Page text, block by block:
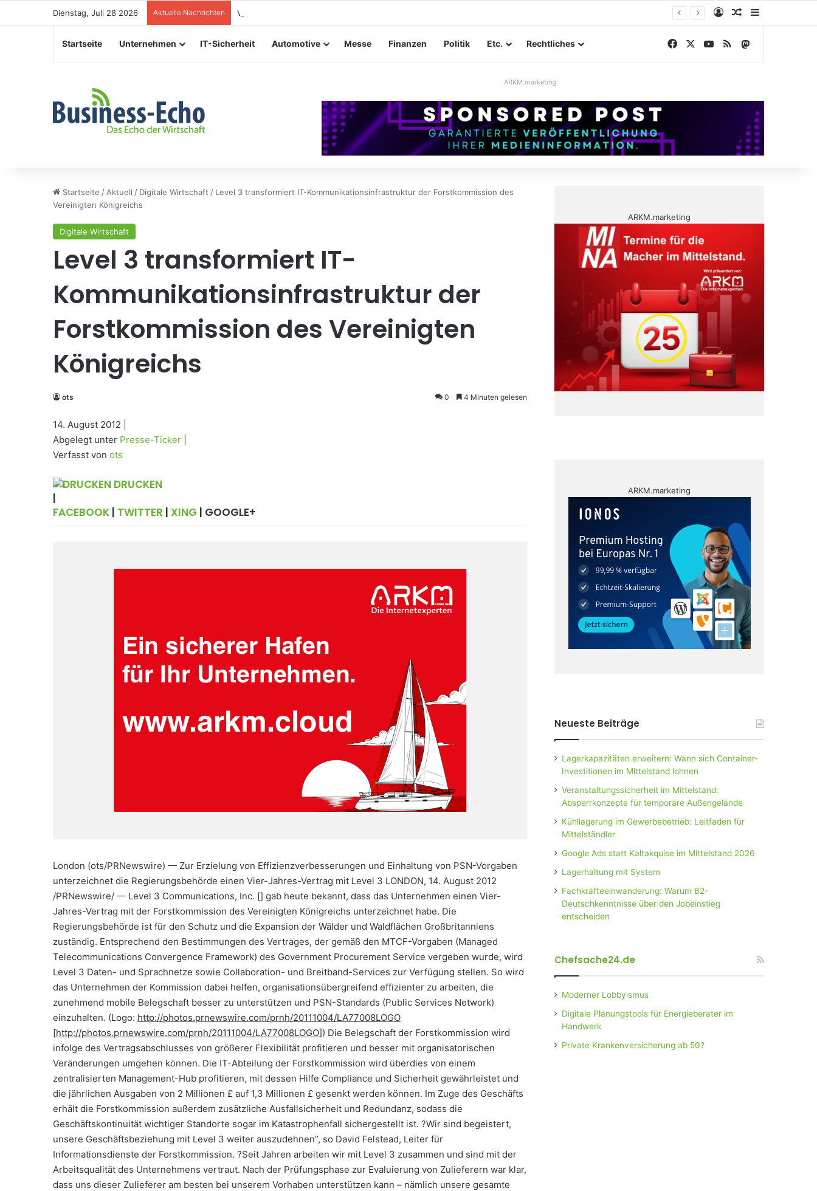
Dienstag, Juli 28 2026 Aktuelle Nachrichten Veranstaltungssicherheit im Mittelstand: Absperrkonzepte für temporäre Außengelände AnmeldenZufälliger
Startseite Unternehmen IT-Sicherheit Automotive Messe Finanzen Politik Etc. Rechtliches Facebook YouTube
RSS
ARKM.marketing
Startseite / Aktuell / Digitale Wirtschaft / Level 3 transformiert IT-Kommunikationsinfrastruktur der Forstkommission des
Vereinigten Königreichs
Digitale Wirtschaft
Level 3 transformiert IT-
Kommunikationsinfrastruktur der
Forstkommission des Vereinigten
Königreichs
ots 0 4 Minuten gelesen
14. August 2012 |
Abgelegt unter Presse-Ticker
Verfasst von ots
DRUCKEN
|
FACEBOOK | TWITTER | XING | GOOGLE+
London (ots/PRNewswire) — Zur Erzielung von Effizienzverbesserungen und Einhaltung von PSN-Vorgaben
unterzeichnet die Regierungsbehörde einen Vier-Jahres-Vertrag mit Level 3 LONDON, 14. August 2012
/PRNewswire/ — Level 3 Communications, Inc. [] gab heute bekannt, dass das Unternehmen einen Vier-
Jahres-Vertrag mit der Forstkommission des Vereinigten Königreichs unterzeichnet habe. Die
Regierungsbehörde ist für den Schutz und die Expansion der Wälder und Waldflächen Großbritanniens
zuständig. Entsprechend den Bestimmungen des Vertrages, der gemäß den MTCF-Vorgaben (Managed
Telecommunications Convergence Framework) des Government Procurement Service vergeben wurde, wird
Level 3 Daten- und Sprachnetze sowie Collaboration- und Breitband-Services zur Verfügung stellen. So wird
das Unternehmen der Kommission dabei helfen, organisationsübergreifend effizienter zu arbeiten, die
zunehmend mobile Belegschaft besser zu unterstützen und PSN-Standards (Public Services Network)
einzuhalten. (Logo: http://photos.prnewswire.com/prnh/20111004/LA77008LOGO
[http://photos.prnewswire.com/prnh/20111004/LA77008LOGO]) Die Belegschaft der Forstkommission wird
infolge des Vertragsabschlusses von größerer Flexibilität profitieren und besser mit organisatorischen
Veränderungen umgehen können. Die IT-Abteilung der Forstkommission wird überdies von einem
zentralisierten Management-Hub profitieren, mit dessen Hilfe Compliance und Sicherheit gewährleistet und
die jährlichen Ausgaben von 2 Millionen £ auf 1,3 Millionen £ gesenkt werden können. Im Zuge des Geschäfts
erhält die Forstkommission außerdem zusätzliche Ausfallsicherheit und Redundanz, sodass die
Geschäftskontinuität wichtiger Standorte sogar im Katastrophenfall sichergestellt ist. ?Wir sind begeistert,
unsere Geschäftsbeziehung mit Level 3 weiter auszudehnen”, so David Felstead, Leiter für
Informationsdienste der Forstkommission. ?Seit Jahren arbeiten wir mit Level 3 zusammen und sind mit der
Arbeitsqualität des Unternehmens vertraut. Nach der Prüfungsphase zur Evaluierung von Zulieferern war klar,
dass uns dieser Zulieferer am besten bei unserem Vorhaben unterstützen kann – nämlich unsere gesamte
ARKM.marketing
ARKM.marketing
Neueste Beiträge
Lagerkapazitäten erweitern: Wann sich Container-
Investitionen im Mittelstand lohnen
Veranstaltungssicherheit im Mittelstand:
Absperrkonzepte für temporäre Außengelände
Kühllagerung im Gewerbebetrieb: Leitfaden für
Mittelständler
Google Ads statt Kaltakquise im Mittelstand 2026
Lagerhaltung mit System
Fachkräfteeinwanderung: Warum B2-
Deutschkenntnisse über den Jobeinstieg
entscheiden
Chefsache24.de
Moderner Lobbyismus
Digitale Planungstools für Energieberater im
Handwerk
Private Krankenversicherung ab 50?